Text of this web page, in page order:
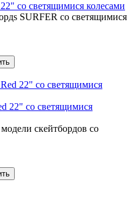
со светящимися колесами
SURFER со светящимися
22" со светящимися
скейтбордов со